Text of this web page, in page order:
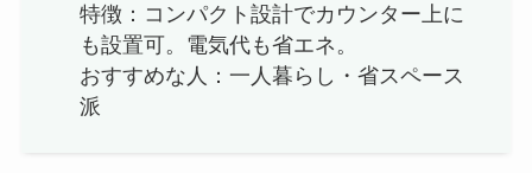
特徴：コンパクト設計でカウンター上に
も設置可。電気代も省エネ。
おすすめな人：一人暮らし・省スペース
派